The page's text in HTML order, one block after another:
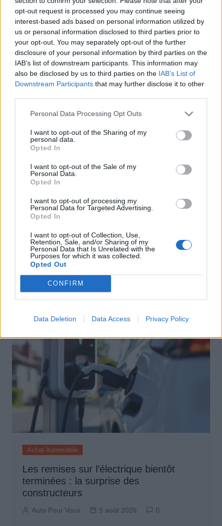
opt-out request is processed you may continue seeing
interest-based ads based on personal information utilized by
us or personal information disclosed to third parties prior to
your opt-out. You may separately opt-out of the further
disclosure of your personal information by third parties on the
IAB’s list of downstream participants. This information may
also be disclosed by us to third parties on the IAB’s List of
Downstream Participants that may further disclose it to other
Personal Data Processing Opt Outs
I want to opt-out of the Sharing of my
personal data.
Opted In
I want to opt-out of the Sale of my
Personal Data.
Opted In
I want to opt-out of processing my
Personal Data for Targeted Advertising.
Opted In
I want to opt-out of Collection, Use,
Retention, Sale, and/or Sharing of my
Personal Data that Is Unrelated with the
Purposes for which it was collected.
Opted Out
CONFIRM
Data Deletion Data Access Privacy Policy
Achat Automobile
Denza Z9S : la voiture électrique qui
atteint 1100 km d’autonomie
Démarches Administratives
Plus de la moitié des voitures neuves
taxées en France en 2026
Auto Pour Vous 5 août 2026
Achat Automobile
Les remises sur l’électrique bientôt
terminées : la surprise des
constructeurs
Auto Pour Vous 5 août 2026 0